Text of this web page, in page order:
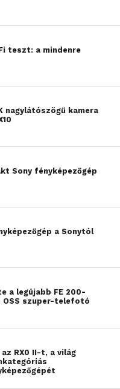
képességeknek
esetén is
jellemzői:
gyárilag
Guard, AXIS
Guard
(például
a
teszt: a mindenre
nagylátószögű kamera
Sony fényképezőgép
a Sonytól
a legújabb FE 200-
OSS szuper-telefotó
RX0 II-t, a világ